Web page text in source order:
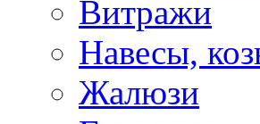
Витражи
Навесы,
Жалюзи